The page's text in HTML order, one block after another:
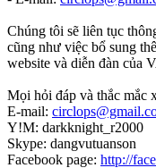
Chúng tôi sẽ liên tục
cũng như việc bổ sung
website và diễn đàn của
Mọi hỏi đáp và thắc mắc
E-mail:
Y!M: darkknight_r2000
Skype: dangvutuanson
Facebook page: http://